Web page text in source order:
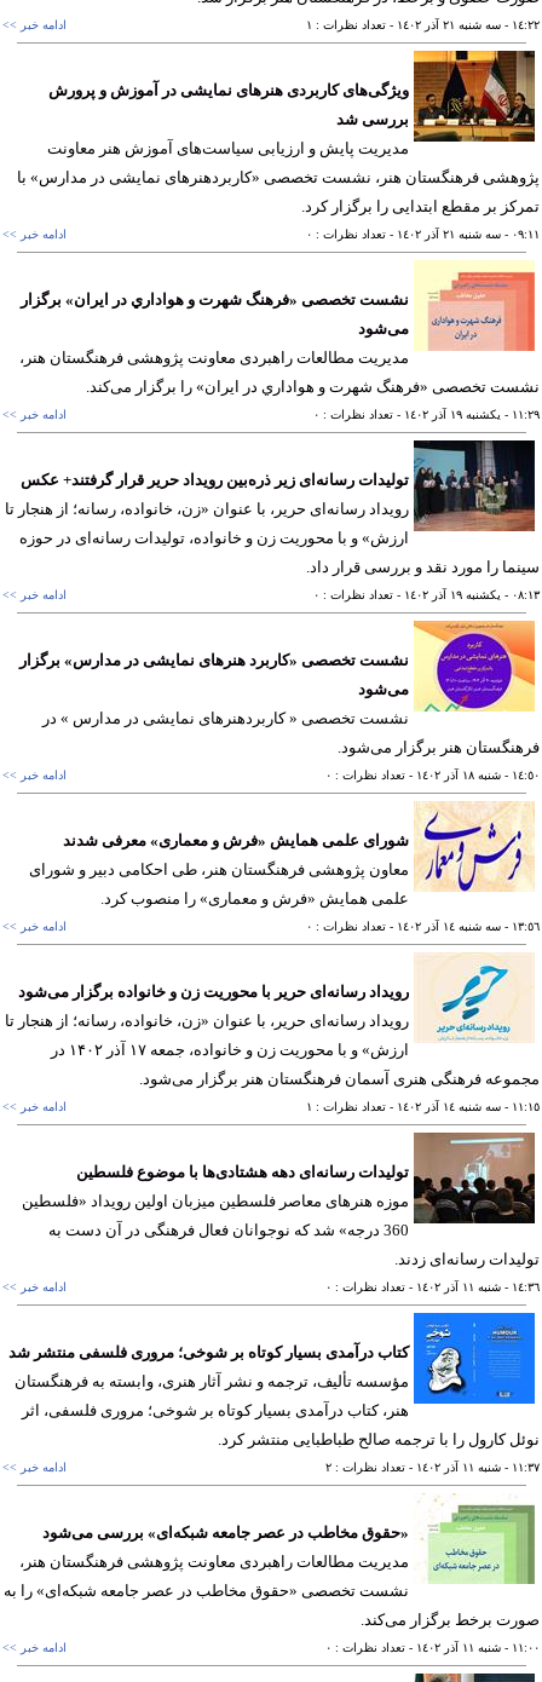
- سه شنبه ٢١ آذر ١٤٠٢ - تعداد نظرات : ١ ادامه خبر >>
ویژگی‌های کاربردی هنرهای نمایشی در آموزش و پرورش
بررسی شد
مدیریت پایش و ارزیابی سیاست‌های آموزش هنر معاونت
فرهنگستان هنر، نشست تخصصی «کاربردهنرهای نمایشی در مدارس» با
بر مقطع ابتدایی را برگزار کرد.
- سه شنبه ٢١ آذر ١٤٠٢ - تعداد نظرات : ٠ ادامه خبر >>
نشست تخصصی «فرهنگ شهرت و هواداري در ايران» برگزار
می‌شود
مدیریت مطالعات راهبردی معاونت پژوهشی فرهنگستان هنر،
تخصصی «فرهنگ شهرت و هواداري در ايران» را برگزار می‌کند.
- يکشنبه ١٩ آذر ١٤٠٢ - تعداد نظرات : ٠ ادامه خبر >>
تولیدات رسانه‌ای زیر ذره‌بین رویداد حریر قرار گرفتند+ عکس
رویداد رسانه‌ای حریر، با عنوان «زن، خانواده، رسانه؛ از هنجار تا
ارزش» و با محوریت زن و خانواده، تولیدات رسانه‌ای در حوزه
را مورد نقد و بررسی قرار داد.
- يکشنبه ١٩ آذر ١٤٠٢ - تعداد نظرات : ٠ ادامه خبر >>
نشست تخصصی «کاربرد هنرهای نمایشی در مدارس» برگزار
می‌شود
نشست تخصصی « کاربردهنرهای نمایشی در مدارس » در
هنر برگزار می‌شود.
- شنبه ١٨ آذر ١٤٠٢ - تعداد نظرات : ٠ ادامه خبر >>
شورای علمی همایش «فرش و معماری» معرفی شدند
معاون پژوهشی فرهنگستان هنر، طی احکامی دبیر و شورای
علمی همایش «فرش و معماری» را منصوب کرد.
- سه شنبه ١٤ آذر ١٤٠٢ - تعداد نظرات : ٠ ادامه خبر >>
رویداد رسانه‌ای حریر با محوریت زن و خانواده برگزار می‌شود
رویداد رسانه‌ای حریر، با عنوان «زن، خانواده، رسانه؛ از هنجار تا
ارزش» و با محوریت زن و خانواده، جمعه ۱۷ آذر ۱۴۰۲ در
فرهنگی هنری آسمان فرهنگستان هنر برگزار می‌شود.
- سه شنبه ١٤ آذر ١٤٠٢ - تعداد نظرات : ١ ادامه خبر >>
تولیدات رسانه‌ای دهه هشتادی‌ها با موضوع فلسطین
موزه هنرهای معاصر فلسطین میزبان اولین رویداد «فلسطین
360 درجه» شد که نوجوانان فعال فرهنگی در آن دست به
رسانه‌ای زدند.
- شنبه ١١ آذر ١٤٠٢ - تعداد نظرات : ٠ ادامه خبر >>
کتاب درآمدی بسیار کوتاه بر شوخی؛ مروری فلسفی منتشر شد
مؤسسه تألیف، ترجمه و نشر آثار هنری، وابسته به فرهنگستان
هنر، کتاب درآمدی بسیار کوتاه بر شوخی؛ مروری فلسفی، اثر
کارول را با ترجمه صالح طباطبایی منتشر کرد.
- شنبه ١١ آذر ١٤٠٢ - تعداد نظرات : ٢ ادامه خبر >>
«حقوق مخاطب در عصر جامعه شبکه‌ای» بررسی می‌شود
مدیریت مطالعات راهبردی معاونت پژوهشی فرهنگستان هنر،
نشست تخصصی «حقوق مخاطب در عصر جامعه شبکه‌ای» را به
برخط برگزار می‌کند.
- شنبه ١١ آذر ١٤٠٢ - تعداد نظرات : ٠ ادامه خبر >>